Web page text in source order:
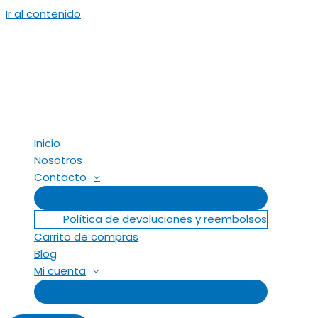
Ir al contenido
Inicio
Nosotros
Contacto
Política de devoluciones y reembolsos
Carrito de compras
Blog
Mi cuenta